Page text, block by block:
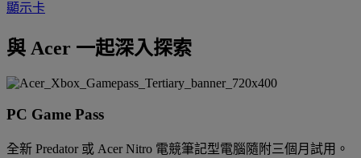
顯示卡
與 Acer 一起深入探索
PC Game Pass
全新 Predator 或 Acer Nitro 電競筆記型電腦隨附三個月試用。